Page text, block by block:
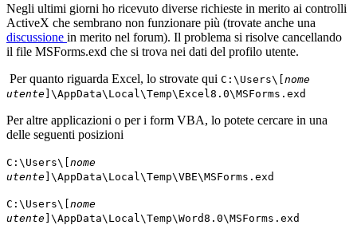
Negli ultimi giorni ho ricevuto diverse richieste in merito ai controlli
ActiveX che sembrano non funzionare più (trovate anche una
discussione in merito nel forum). Il problema si risolve cancellando
il file MSForms.exd che si trova nei dati del profilo utente.
Per quanto riguarda Excel, lo strovate qui C:\Users\[nome
utente]\AppData\Local\Temp\Excel8.0\MSForms.exd
Per altre applicazioni o per i form VBA, lo potete cercare in una
delle seguenti posizioni
C:\Users\[nome
utente]\AppData\Local\Temp\VBE\MSForms.exd
C:\Users\[nome
utente]\AppData\Local\Temp\Word8.0\MSForms.exd